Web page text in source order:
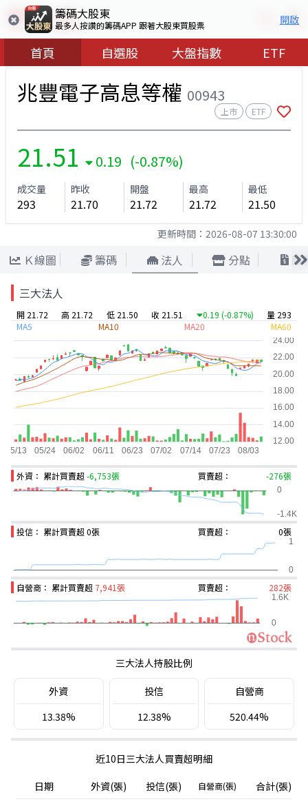
籌碼大股東
最多人按讚的籌碼APP 跟著大股東買股票 開啟
首頁 自選股 大盤指數 ETF
兆豐電子高息等權 00943
上市 ETF
21.51 0.19 (-0.87%)
成交量
293
昨收
21.70
開盤
21.72
最高
21.72
最低
21.50
更新時間： 2026-08-07 13:30:00
Ｋ線圖 籌碼 法人 分點
股
三大法人
開 21.72 高 21.72 低 21.50 收 21.51 0.19 (-0.87%)
量 293
MA5
MA10 MA20 MA60
外資： 累計買賣超-6,753張 買賣超： -276張
投信： 累計買賣超0張 買賣超： 0張
自營商： 累計買賣超 7,941張 買賣超： 282張
三大法人持股比例
外資
13.38%
投信
12.38%
自營商
520.44%
近10日三大法人買賣超明細
日期
外資(張) 投信(張) 自營商(張)
合計(張)